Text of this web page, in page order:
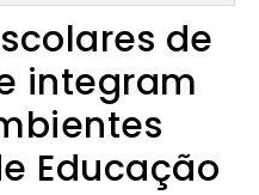
de
integram
Educação